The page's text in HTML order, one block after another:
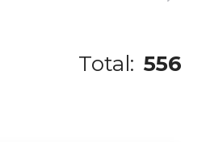
Total: 556